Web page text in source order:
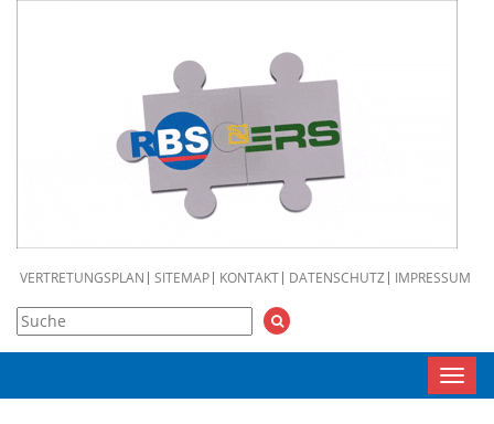
VERTRETUNGSPLAN SITEMAP KONTAKT DATENSCHUTZ IMPRESSUM